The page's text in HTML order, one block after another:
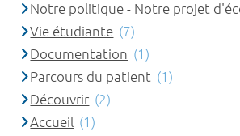
Notre politique - Notre projet
Vie étudiante (7)
Documentation (1)
Parcours du patient (1)
Découvrir (2)
Accueil (1)